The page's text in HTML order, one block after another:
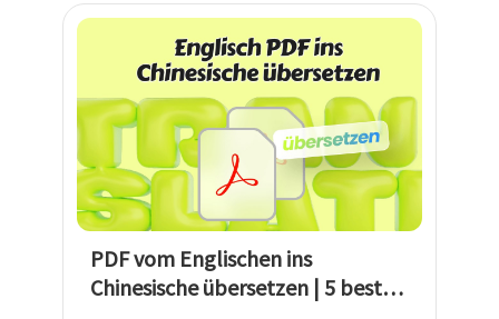
PDF vom Englischen ins
Chinesische übersetzen | 5 beste